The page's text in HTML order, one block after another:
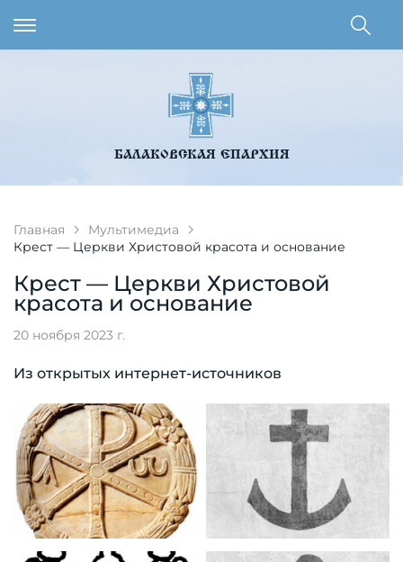
БАЛАКОВСКАЯ ЕПАРХИЯ
Главная
Мультимедиа
Крест — Церкви Христовой красота и основание
Крест — Церкви Христовой
красота и основание
20 ноября 2023 г.
Из открытых интернет-источников